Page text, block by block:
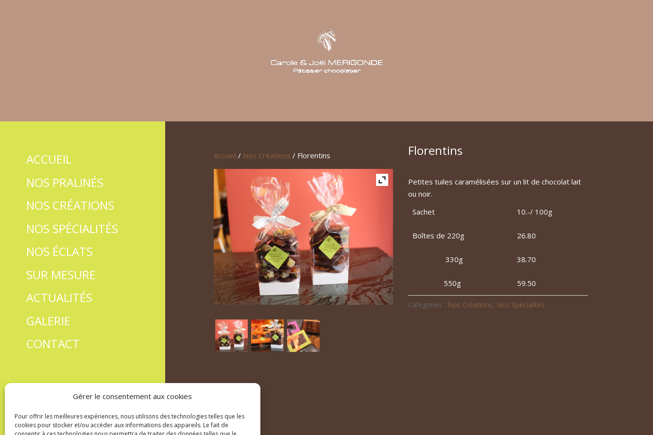
Gérer le consentement aux cookies
Pour offrir les meilleures expériences, nous utilisons des technologies telles que les
cookies pour stocker et/ou accéder aux informations des appareils. Le fait de
Accueil / Nos Créations / Florentins Florentins
Petites tuiles caramélisées sur un lit de chocolat lait
ou noir.
Sachet
10.-/ 100g
Boîtes de 220g 26.80
330g 38.70
550g 59.50
Catégories : Nos Créations, Nos Spécialités
ACCUEIL
NOS PRALINÉS
NOS CRÉATIONS
NOS SPÉCIALITÉS
NOS ÉCLATS
SUR MESURE
ACTUALITÉS
GALERIE
CONTACT